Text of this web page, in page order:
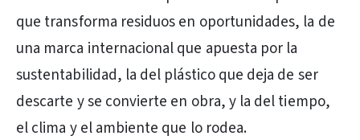
que transforma residuos en oportunidades, la de
una marca internacional que apuesta por la
sustentabilidad, la del plástico que deja de ser
descarte y se convierte en obra, y la del tiempo,
el clima y el ambiente que lo rodea.